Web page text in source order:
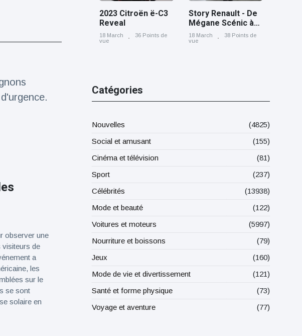
observer une
visiteurs de
a
les
sur le
se sont
solaire en
2023 Citroën ë-C3
Reveal
18 March
36 Points de
vue
Story Renault - De
Mégane Scénic à
Scénic E-Tech
electric, cinq
18 March
38 Points de
vue
Catégories
Nouvelles
(4825)
Social et amusant
(155)
Cinéma et télévision
(81)
Sport
(237)
Célébrités
(13938)
Mode et beauté
(122)
Voitures et moteurs
(5997)
Nourriture et boissons
(79)
Jeux
(160)
Mode de vie et divertissement
(121)
Santé et forme physique
(73)
Voyage et aventure
(77)